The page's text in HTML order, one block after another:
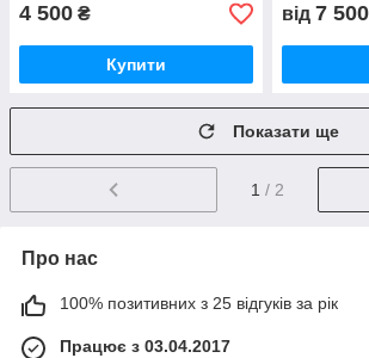
4 500 ₴
Купити
від 7 500
Показати ще
1 / 2
Про нас
100% позитивних з 25 відгуків за рік
Працює з 03.04.2017